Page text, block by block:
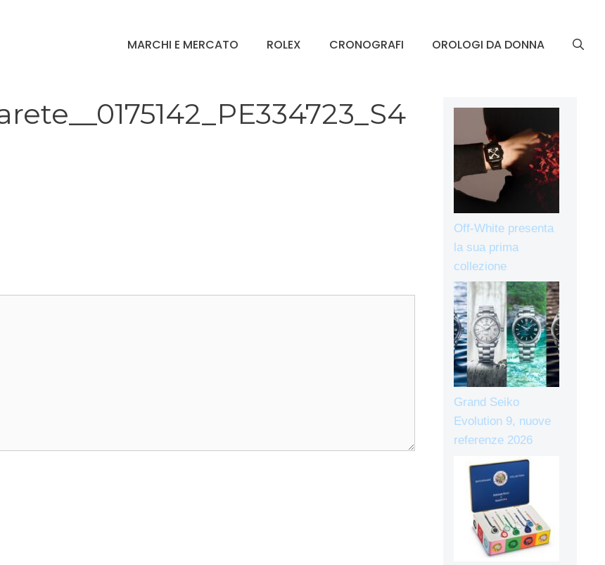
MARCHI E MERCATO ROLEX CRONOGRAFI OROLOGI DA DONNA
Off-White presenta
la sua prima
collezione
Grand Seiko
Evolution 9, nuove
referenze 2026